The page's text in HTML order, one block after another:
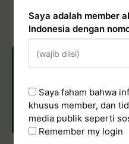
Pelaporan
POLICIES
Saya adalah member
Indonesia dengan
Saya faham bahwa
khusus member, dan
media publik seperti
Remember my login